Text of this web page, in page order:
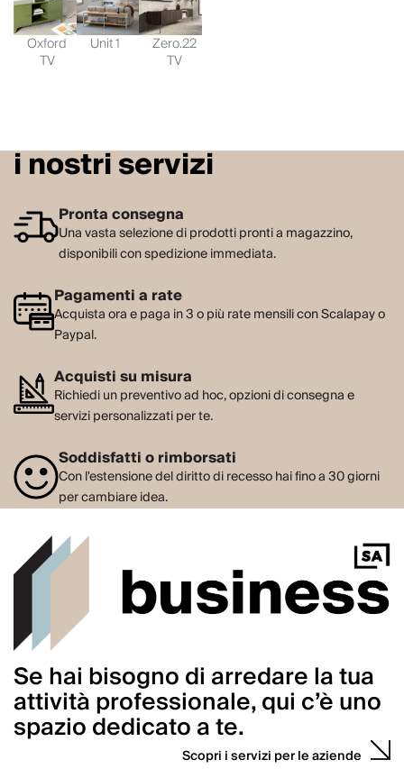
Oxford
TV
Unit 1 Zero.22
TV
i nostri servizi
Pronta consegna
Una vasta selezione di prodotti pronti a magazzino,
disponibili con spedizione immediata.
Pagamenti a rate
Acquista ora e paga in 3 o più rate mensili con Scalapay o
Paypal.
Acquisti su misura
Richiedi un preventivo ad hoc, opzioni di consegna e
servizi personalizzati per te.
Soddisfatti o rimborsati
Con l'estensione del diritto di recesso hai fino a 30 giorni
per cambiare idea.
Se hai bisogno di arredare la tua
attività professionale, qui c’è uno
spazio dedicato a te.
Scopri i servizi per le aziende